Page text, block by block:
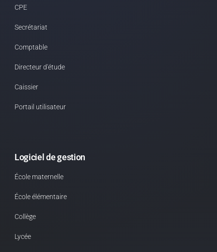
CPE
Secrétariat
Comptable
Directeur d'étude
Caissier
Portail utilisateur
Logiciel de gestion
École maternelle
École élémentaire
Collège
Lycée